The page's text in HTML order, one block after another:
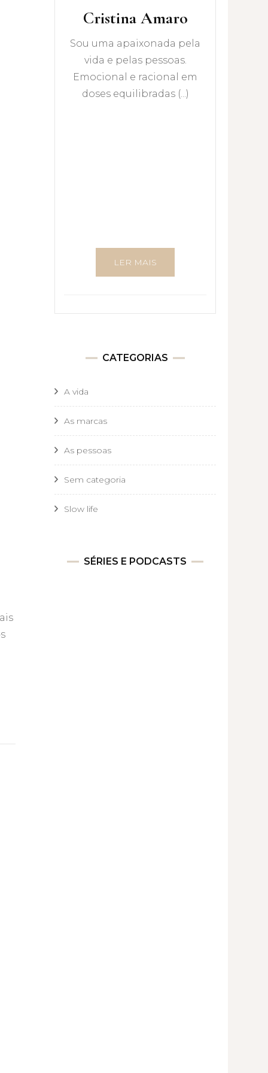
Cristina Amaro
Sou uma apaixonada pela
vida e pelas pessoas.
Emocional e racional em
doses equilibradas (...)
LER MAIS
CATEGORIAS
A vida
As marcas
As pessoas
Sem categoria
Slow life
SÉRIES E PODCASTS